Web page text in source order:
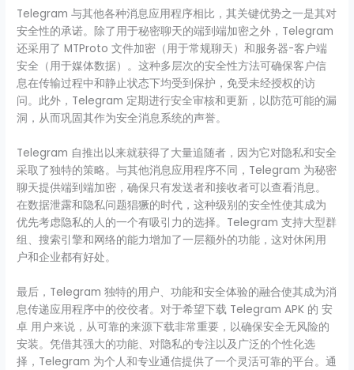
Telegram 与其他各种消息应用程序相比，其关键优势之一是其对
安全性的承诺。除了用于秘密聊天的端到端加密之外，Telegram
还采用了 MTProto 文件加密（用于常规聊天）和服务器-客户端
安全（用于媒体数据）。这种多层次的安全性方法可确保客户信
息在传输过程中和静止状态下均受到保护，免受未经授权的访
问。此外，Telegram 定期进行安全审核和更新，以防范可能的漏
洞，从而巩固其作为安全消息系统的声誉。
Telegram 自推出以来就获得了大量追随者，因为它对隐私和安全
采取了独特的策略。与其他消息应用程序不同，Telegram 为秘密
聊天提供端到端加密，确保只有发送者和接收者可以查看消息。
在数据泄露和隐私问题猖獗的时代，这种级别的安全性使其成为
优先考虑隐私的人的一个有吸引力的选择。Telegram 支持大型群
组、搜索引擎和网络的能力增加了一层额外的功能，这对休闲用
户和企业都有好处。
最后，Telegram 独特的用户、功能和安全体验的融合使其成为消
息传递应用程序中的佼佼者。对于希望下载 Telegram APK 的 安
卓 用户来说，从可靠的来源下载非常重要，以确保安全无风险的
安装。凭借其强大的功能、对隐私的专注以及广泛的个性化选
择，Telegram 为个人和专业通信提供了一个灵活可靠的平台。通